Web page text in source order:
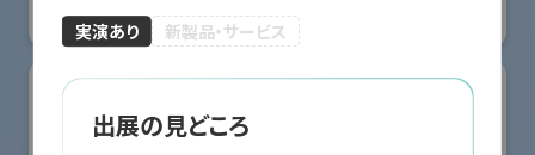
実演あり 新製品・サービス
出展の見どころ
リアル会場小間番号 : E5-10